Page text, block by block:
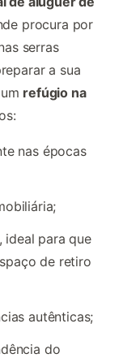
procura por
serras
a sua
refúgio na
nas épocas
ideal para que
de retiro
autênticas;
do